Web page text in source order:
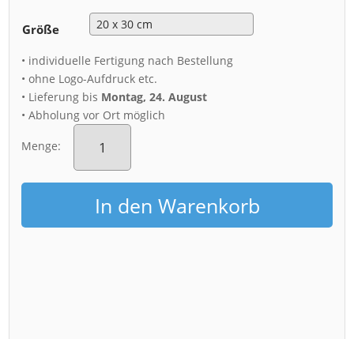
Größe
• individuelle Fertigung nach Bestellung
• ohne Logo-Aufdruck etc.
• Lieferung bis Montag, 24. August
• Abholung vor Ort möglich
Menge:
Alu-
Dibond
Dresden
Skyline
Sonnenaufgang
MengeIn den Warenkorb